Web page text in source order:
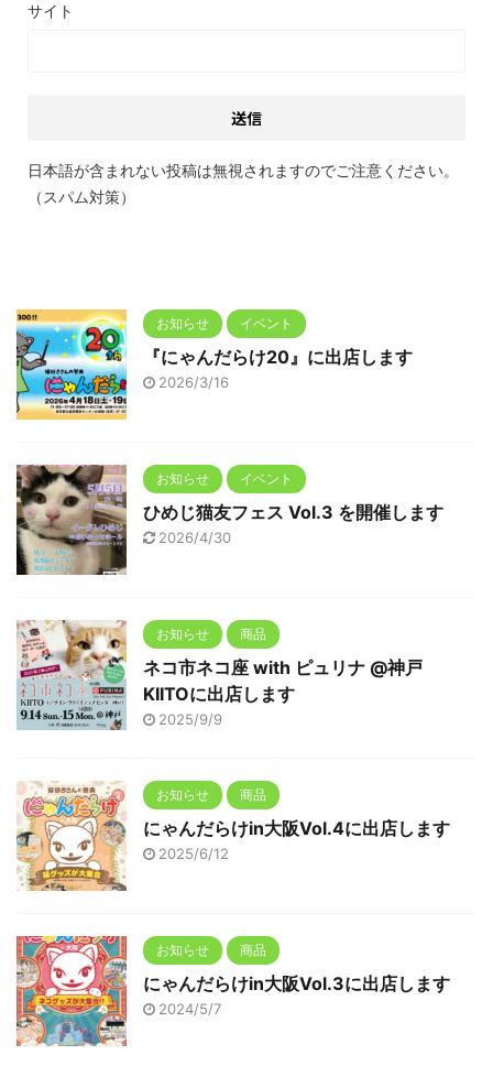
サイト
日本語が含まれない投稿は無視されますのでご注意ください。
（スパム対策）
お知らせ イベント
『にゃんだらけ20』に出店します
2026/3/16
お知らせ イベント
ひめじ猫友フェス Vol.3 を開催します
2026/4/30
お知らせ 商品
ネコ市ネコ座 with ピュリナ @神戸
KIITOに出店します
2025/9/9
お知らせ 商品
にゃんだらけin大阪Vol.4に出店します
2025/6/12
お知らせ 商品
にゃんだらけin大阪Vol.3に出店します
2024/5/7